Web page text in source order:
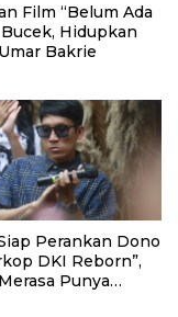
Film “Belum Ada
Bucek, Hidupkan
Bakrie
Perankan Dono
DKI Reborn”,
Punya